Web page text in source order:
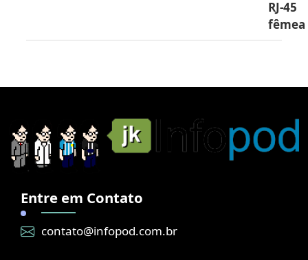
RJ-45
fêmea
Entre em Contato
contato@infopod.com.br